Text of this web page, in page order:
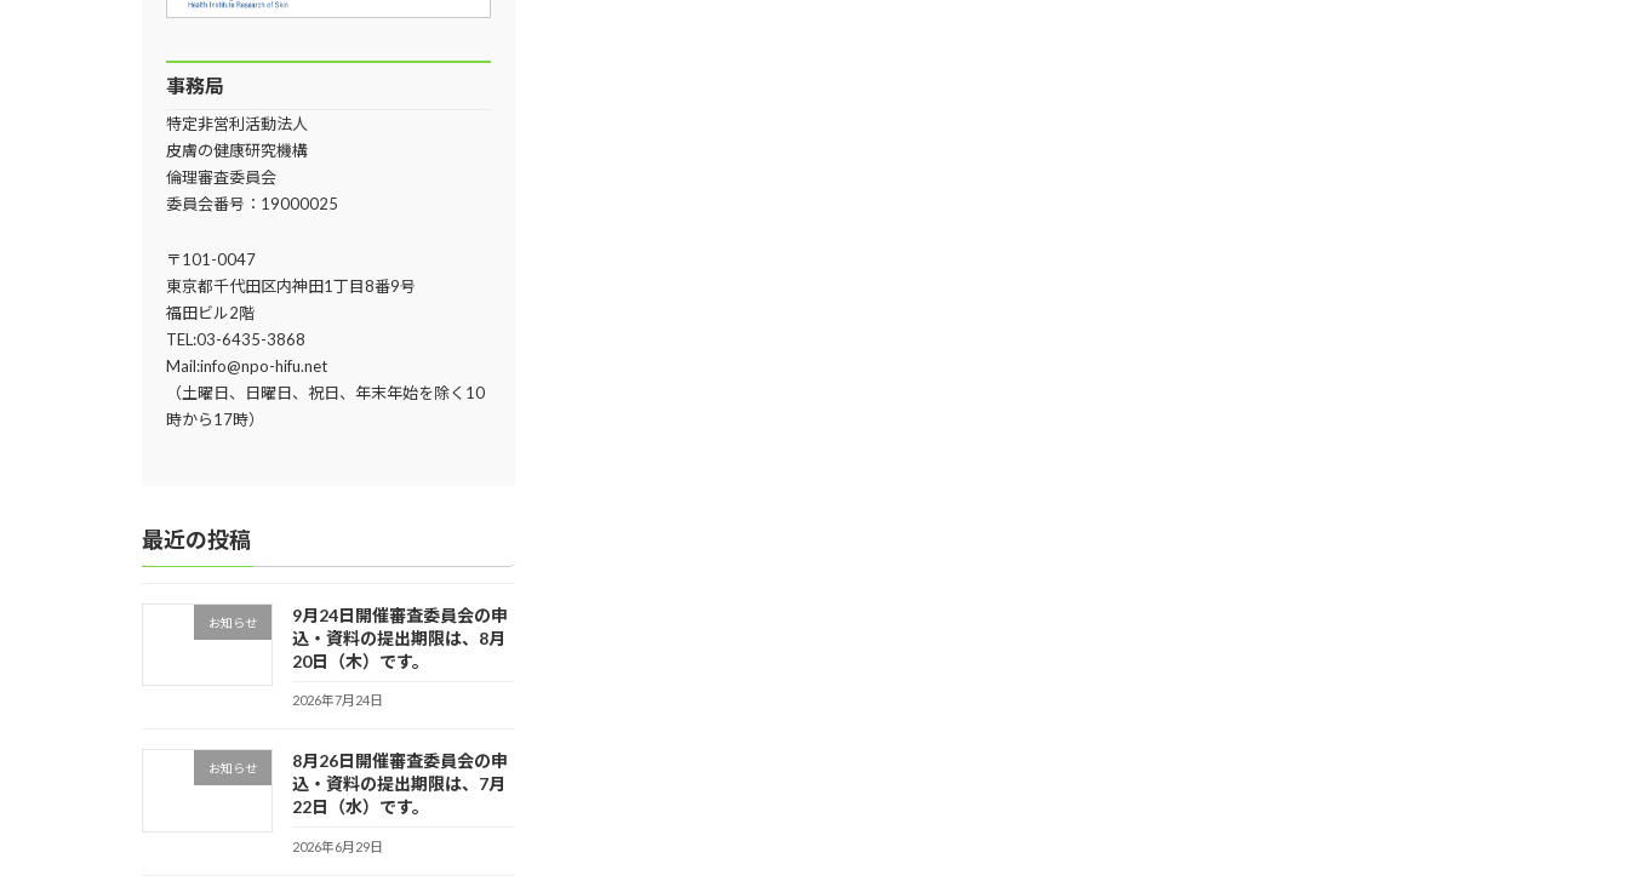
事務局
特定非営利活動法人
皮膚の健康研究機構
倫理審査委員会
委員会番号：19000025
〒101-0047
東京都千代田区内神田1丁目8番9号
福田ビル2階
TEL:03-6435-3868
Mail:info@npo-hifu.net
（土曜日、日曜日、祝日、年末年始を除く10
時から17時）
最近の投稿
お知らせ
9月24日開催審査委員会の申
込・資料の提出期限は、8月
20日（木）です。
2026年7月24日
お知らせ
8月26日開催審査委員会の申
込・資料の提出期限は、7月
22日（水）です。
2026年6月29日